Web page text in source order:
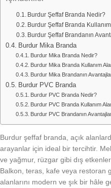
Burdur Şeffaf Branda Nedir?
Burdur Şeffaf Branda
Burdur Şeffaf Brandanın
Burdur Mika Branda
Burdur Mika Branda Nedir?
Burdur Mika Branda Kullanım
Burdur Mika Brandanın
Burdur PVC Branda
Burdur PVC Branda Nedir?
Burdur PVC Branda Kullanım
Burdur PVC Brandanın
Burdur şeffaf branda, açık
arayanlar için ideal bir tercihtir.
ve yağmur, rüzgar gibi dış
Balkon, teras, kafe veya restoran
alanlarını modern ve şık bir hâle